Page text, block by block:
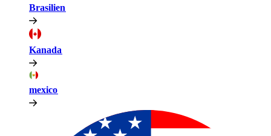
Brasilien​​
Kanada​​
mexico​​